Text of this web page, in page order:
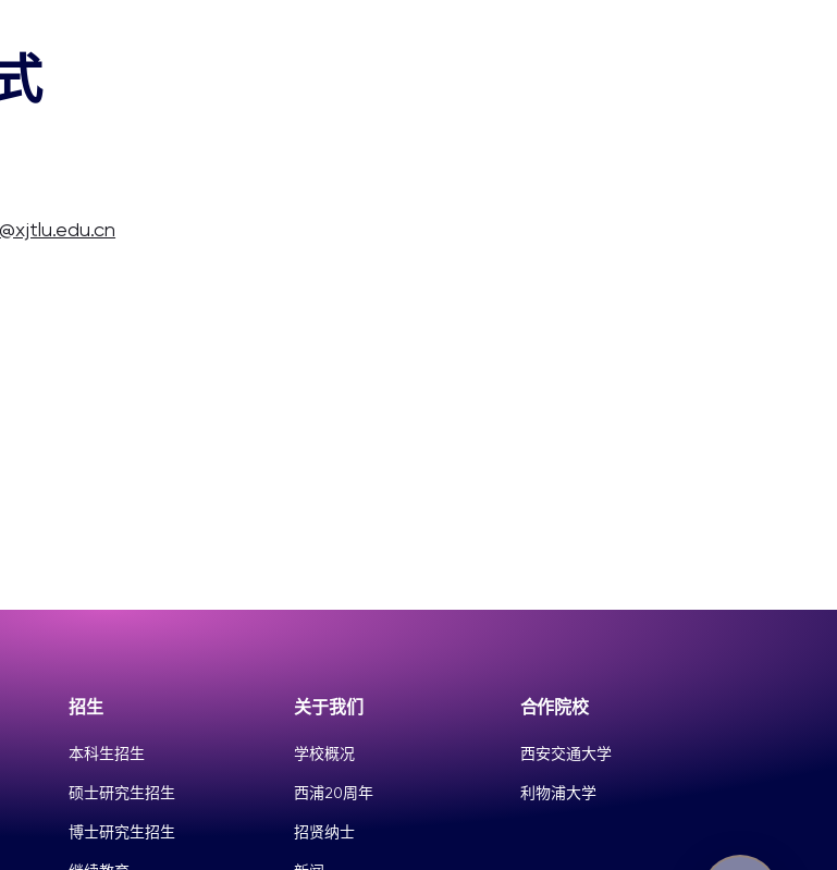
招生
本科生招生
硕士研究生招生
博士研究生招生
关于我们
学校概况
西浦20周年
招贤纳士
合作院校
西安交通大学
利物浦大学